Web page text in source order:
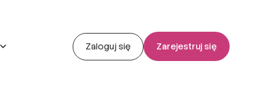
Zaloguj się Zarejestruj się